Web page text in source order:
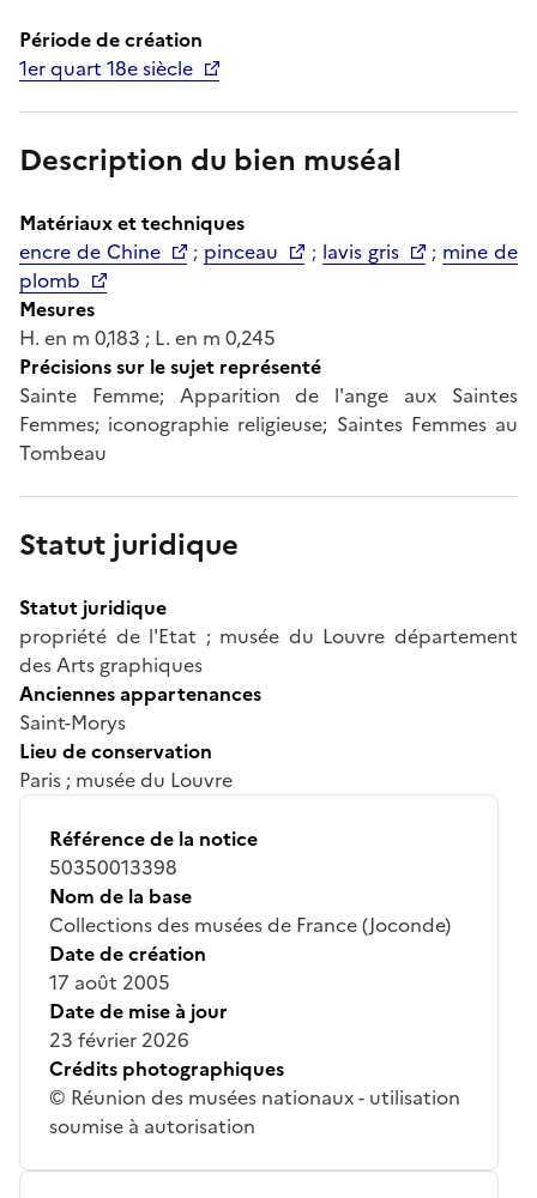
Période de création
1er quart 18e siècle
Description du bien muséal
Matériaux et techniques
encre de Chine
; pinceau ; lavis gris ; mine de
plomb
Mesures
H. en m 0,183 ; L. en m 0,245
Précisions sur le sujet représenté
Sainte Femme; Apparition de l'ange aux Saintes
Femmes; iconographie religieuse; Saintes Femmes au
Tombeau
Statut juridique
Statut juridique
propriété de l'Etat ; musée du Louvre département
des Arts graphiques
Anciennes appartenances
Saint-Morys
Lieu de conservation
Paris ; musée du Louvre
Référence de la notice
50350013398
Nom de la base
Collections des musées de France (Joconde)
Date de création
17 août 2005
Date de mise à jour
23 février 2026
Crédits photographiques
© Réunion des musées nationaux - utilisation
soumise à autorisation